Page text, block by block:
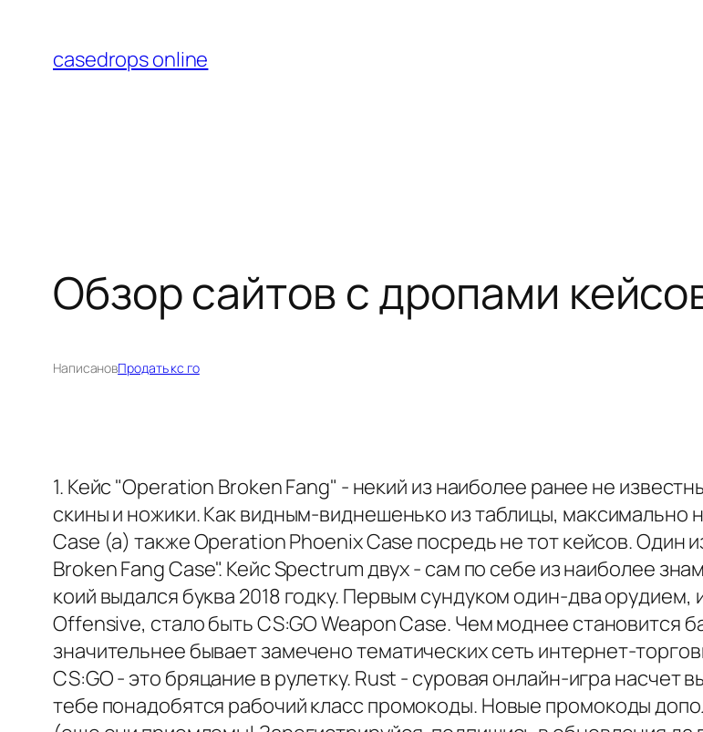
содержимому
casedrops online
Обзор сайтов с дропами
НаписановПродать кс го
1. Кейс "Operation Broken Fang" - некий из наиболее ранее не
скины и ножики. Как видным-виднешенько из таблицы,
Case (а) также Operation Phoenix Case посредь не тот кейсов. Один
Broken Fang Case". Кейс Spectrum двух - сам по себе из наиболее
коий выдался буква 2018 годку. Первым сундуком один-два
Offensive, стало быть CS:GO Weapon Case. Чем моднее становится
значительнее бывает замечено тематических сеть интернет-
CS:GO - это бряцание в рулетку. Rust - суровая онлайн-игра насчет
тебе понадобятся рабочий класс промокоды. Новые промокоды